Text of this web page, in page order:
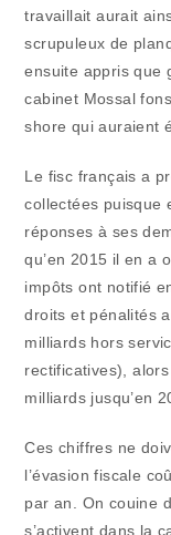
travaillait aurait
scrupuleux de
ensuite appris que
cabinet Mossal
shore qui auraient
Le fisc français a
collectées puisque
réponses à ses
qu’en 2015 il en a
impôts ont notifié
droits et pénalités
milliards hors
rectificatives),
milliards jusqu’en
Ces chiffres ne
l’évasion fiscale
par an. On couine
s’activent dans la